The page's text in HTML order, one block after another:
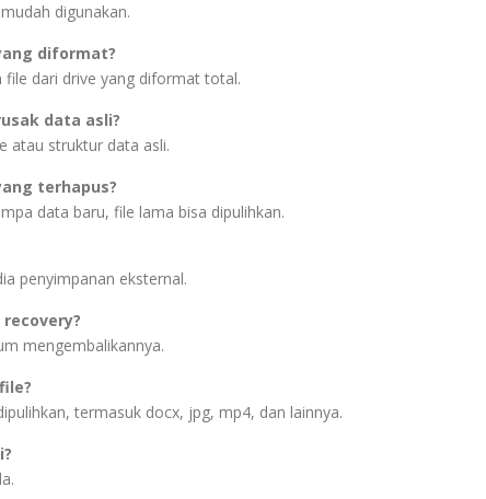
digunakan.
diformat?
file dari drive yang diformat total.
data asli?
atau struktur data asli.
terhapus?
data baru, file lama bisa dipulihkan.
penyimpanan eksternal.
mengembalikannya.
termasuk docx, jpg, mp4, dan lainnya.